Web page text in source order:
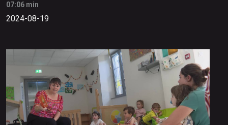
07:06 min
2024-08-19